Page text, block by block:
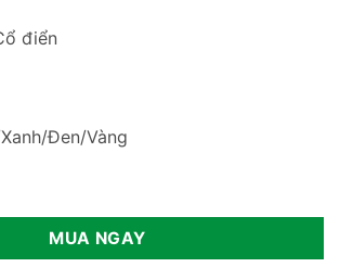
điển
Đen/Vàng
phỏng tỷ lệ 1:10 MH04 số lượng
MUA NGAY